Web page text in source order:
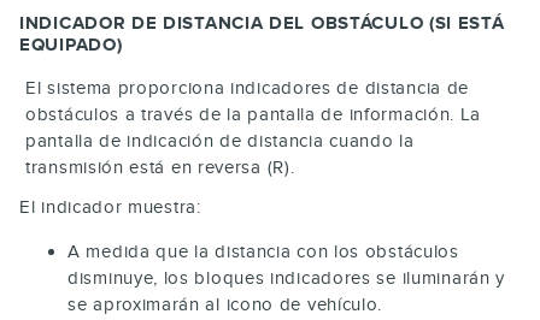
INDICADOR DE DISTANCIA DEL OBSTÁCULO (SI ESTÁ
EQUIPADO)
El sistema proporciona indicadores de distancia de
obstáculos a través de la pantalla de información. La
pantalla de indicación de distancia cuando la
transmisión está en reversa (R).
El indicador muestra:
A medida que la distancia con los obstáculos
disminuye, los bloques indicadores se iluminarán y
se aproximarán al icono de vehículo.